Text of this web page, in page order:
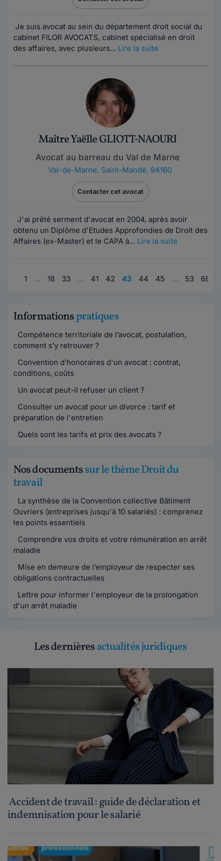
Je suis avocat au sein du département droit social du
cabinet FILOR AVOCATS, cabinet spécialisé en droit
des affaires, avec plusieurs... Lire la suite
Maître Yaëlle GLIOTT-NAOURI
Avocat au barreau du Val de Marne
Val-de-Marne, Saint-Mandé, 94160
Contacter cet avocat
J'ai prêté serment d'avocat en 2004, après avoir
obtenu un Diplôme d'Etudes Approfondies de Droit des
Affaires (ex-Master) et le CAPA à... Lire la suite
1 … 18 33 … 41 42 43 44 45 … 53 68
Informationspratiques
Compétence territoriale de l’avocat, postulation,
comment s’y retrouver ?
Convention d’honoraires d'un avocat : contrat,
conditions, coûts
Un avocat peut-il refuser un client ?
Consulter un avocat pour un divorce : tarif et
préparation de l'entretien
Quels sont les tarifs et prix des avocats ?
Nos documentssur le thème Droit du
travail
La synthèse de la Convention collective Bâtiment
Ouvriers (entreprises jusqu'à 10 salariés) : comprenez
les points essentiels
Comprendre vos droits et votre rémunération en arrêt
maladie
Mise en demeure de l’employeur de respecter ses
obligations contractuelles
Lettre pour informer l'employeur de la prolongation
d'un arrêt maladie
Les dernièresactualités juridiques
Accident de travail : guide de déclaration et
indemnisation pour le salarié